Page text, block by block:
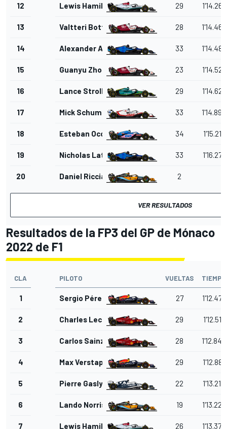
12 Lewis Hamilton 29 1'14.267
13 Valtteri Bottas 28 1'14.468
14 Alexander Albon 33 1'14.486
15 Guanyu Zhou 23 1'14.525
16 Lance Stroll 29 1'14.623
17 Mick Schumacher 33 1'14.894
18 Esteban Ocon 34 1'15.216
19 Nicholas Latifi 33 1'16.276
20 Daniel Ricciardo 2
VER RESULTADOS
Resultados de la FP3 del GP de Mónaco
2022 de F1
CLA PILOTO VUELTAS TIEMPO
1 Sergio Pérez 27 1'12.476
2 Charles Leclerc 29 1'12.517
3 Carlos Sainz Jr. 28 1'12.846
4 Max Verstappen 29 1'12.881
5 Pierre Gasly 22 1'13.210
6 Lando Norris 19 1'13.226
7 Lewis Hamilton 26 1'13.375